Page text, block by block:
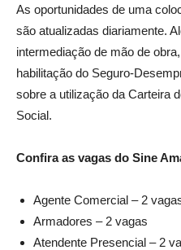
As oportunidades de uma
são atualizadas diariamente.
intermediação de mão de
habilitação do Seguro-
sobre a utilização da Carteira
Social.
Confira as vagas do Sine
Agente Comercial – 2
Armadores – 2 vagas
Atendente Presencial – 2